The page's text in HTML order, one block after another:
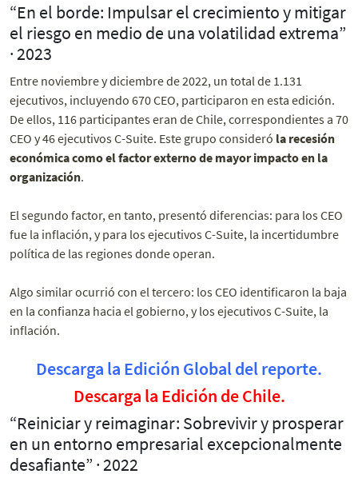
“En el borde: Impulsar el crecimiento y mitigar
el riesgo en medio de una volatilidad extrema”
· 2023
Entre noviembre y diciembre de 2022, un total de 1.131
ejecutivos, incluyendo 670 CEO, participaron en esta edición.
De ellos, 116 participantes eran de Chile, correspondientes a 70
CEO y 46 ejecutivos C-Suite. Este grupo consideró la recesión
económica como el factor externo de mayor impacto en la
organización.
El segundo factor, en tanto, presentó diferencias: para los CEO
fue la inflación, y para los ejecutivos C-Suite, la incertidumbre
política de las regiones donde operan.
Algo similar ocurrió con el tercero: los CEO identificaron la baja
en la confianza hacia el gobierno, y los ejecutivos C-Suite, la
inflación.
Descarga la Edición Global del reporte.
Descarga la Edición de Chile.
“Reiniciar y reimaginar: Sobrevivir y prosperar
en un entorno empresarial excepcionalmente
desafiante” · 2022